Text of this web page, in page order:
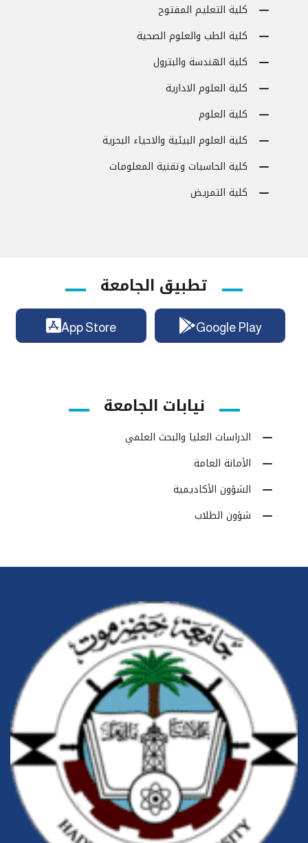
كلية التعليم المفتوح
كلية الطب والعلوم الصحية
كلية الهندسة والبترول
كلية العلوم الادارية
كلية العلوم
كلية العلوم البيئية والاحياء البحرية
كلية الحاسبات وتقنية المعلومات
كلية التمريض
تطبيق الجامعة
Google Play
App Store
نيابات الجامعة
الدراسات العليا والبحث العلمي
الأمانة العامة
الشؤون الأكاديمية
شؤون الطلاب